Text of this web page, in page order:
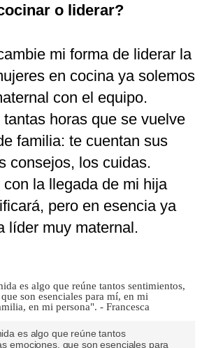
o liderar?
mi forma de liderar la
en cocina ya solemos
con el equipo.
horas que se vuelve
familia: te cuentan sus
consejos, los cuidas.
la llegada de mi hija
pero en esencia ya
líder muy maternal.
es algo que reúne tantos
emociones, que son esenciales para